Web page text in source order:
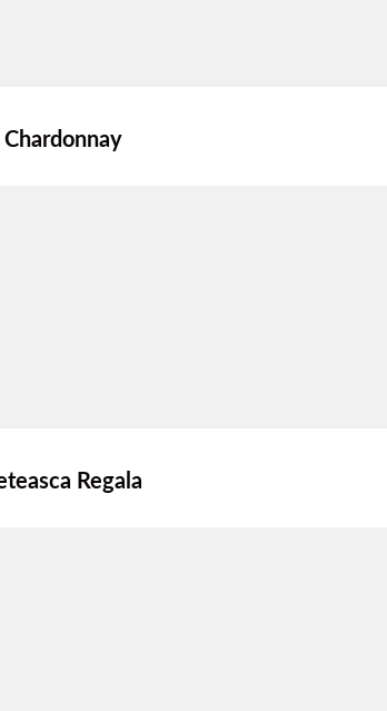
Chardonnay
Regala